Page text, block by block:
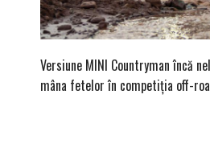
Versiune MINI Countryman încă
mâna fetelor în competiția off-